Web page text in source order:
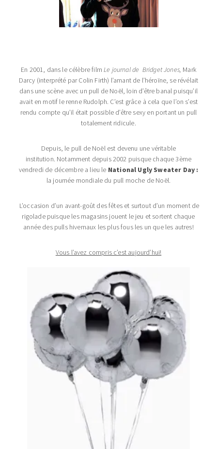
En 2001, dans le célèbre film Le journal de Bridget Jones, Mark
Darcy (interprété par Colin Firth) l’amant de l’héroïne, se révélait
dans une scène avec un pull de Noël, loin d’être banal puisqu’il
avait en motif le renne Rudolph. C’est grâce à cela que l’on s’est
rendu compte qu’il était possible d’être sexy en portant un pull
totalement ridicule.
Depuis, le pull de Noël est devenu une véritable
institution. Notamment depuis 2002 puisque chaque 3ème
vendredi de décembre a lieu le National Ugly Sweater Day :
la journée mondiale du pull moche de Noël.
L’occasion d’un avant-goût des fêtes et surtout d’un moment de
rigolade puisque les magasins jouent le jeu et sortent chaque
année des pulls hivernaux les plus fous les un que les autres!
Vous l’avez compris c’est aujourd’hui!